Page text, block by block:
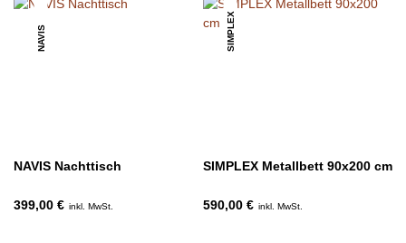
NAVIS
NAVIS Nachttisch
399,00 € inkl. MwSt.
SIMPLEX
SIMPLEX Metallbett 90x200 cm
590,00 € inkl. MwSt.